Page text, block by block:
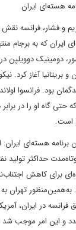
هسته‌ای ایران
تحریم و فشار،
ایران که به برجام
و بریتانیا آغاز کرد.
بود. فرانسوا
حتی گاه او را در برابر
است.
حداکثر تولید
برای کاهش
تهران به
فرانسه در ایران،
و این امر موجب